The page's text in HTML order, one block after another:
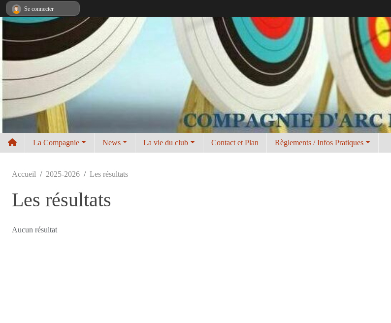
La Compagnie News La vie du club Contact et Plan Règlements / Infos Pratiques
Accueil 2025-2026 Les résultats
Les résultats
Aucun résultat
Se connecter
Panneau de gestion des cookies